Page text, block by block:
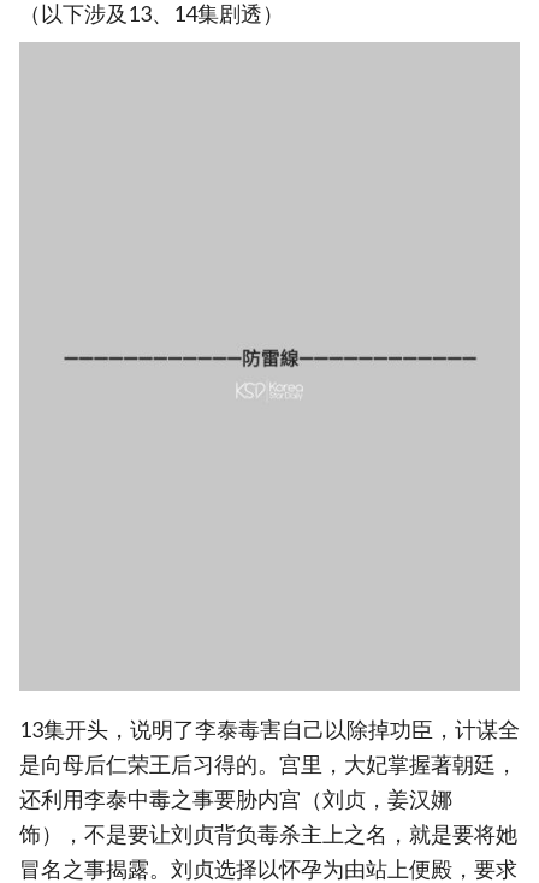
（以下涉及13、14集剧透）
13集开头，说明了李泰毒害自己以除掉功臣，计谋全
是向母后仁荣王后习得的。宫里，大妃掌握著朝廷，
还利用李泰中毒之事要胁内宫（刘贞，姜汉娜
饰），不是要让刘贞背负毒杀主上之名，就是要将她
冒名之事揭露。刘贞选择以怀孕为由站上便殿，要求